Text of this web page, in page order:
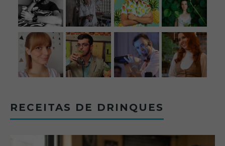
RECEITAS DE DRINQUES